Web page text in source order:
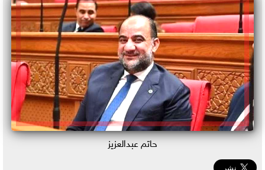
حاتم عبدالعزيز